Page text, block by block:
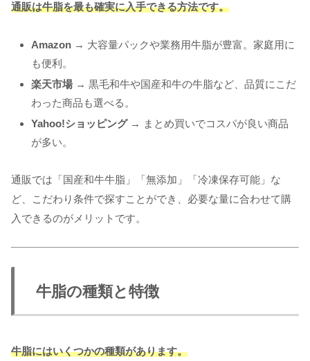
通販は牛脂を最も確実に入手できる方法です。
Amazon → 大容量パックや業務用牛脂が豊富。家庭用に
も便利。
楽天市場 → 黒毛和牛や国産和牛の牛脂など、品質にこだ
わった商品も選べる。
Yahoo!ショッピング→ まとめ買いでコスパが良い商品
が多い。
通販では「国産和牛牛脂」「無添加」「冷凍保存可能」な
ど、こだわり条件で探すことができ、必要な量に合わせて購
入できるのがメリットです。
牛脂の種類と特徴
牛脂にはいくつかの種類があります。